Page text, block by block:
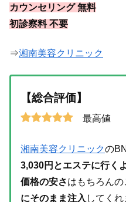
カウンセリング 無料
初診察料 不要
⇒湘南美容クリニック
【総合評価】
最高値
湘南美容クリニックの
3,030円とエステに行く
価格の安さはもちろんの
にそのまま注入 してくれ